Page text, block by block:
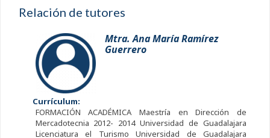
Relación de tutores
Mtra. Ana María Ramírez
Guerrero
Currículum:
FORMACIÓN ACADÉMICA Maestría en Dirección de
Mercadotecnia 2012- 2014 Universidad de Guadalajara
Licenciatura el Turismo Universidad de Guadalajara